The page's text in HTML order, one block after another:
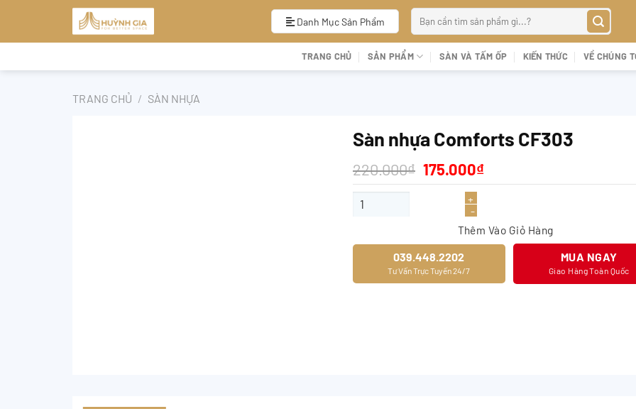
Danh Mục Sản Phẩm
kiếm:
TRANG CHỦ SẢN PHẨM SÀN VÀ TẤM ỐP KIẾN THỨC VỀ CHÚNG
TRANG CHỦ / SÀN NHỰA
Sàn nhựa Comforts CF303
220.000₫ Giá
gốc
220.000₫.
175.000₫Giá
hiện
Sàn nhựa Comforts CF303 số lượng
Thêm Vào Giỏ Hàng
039.448.2202
Tư Vấn Trực Tuyến 24/7
MUA NGAY
Giao Hàng Toàn Quốc